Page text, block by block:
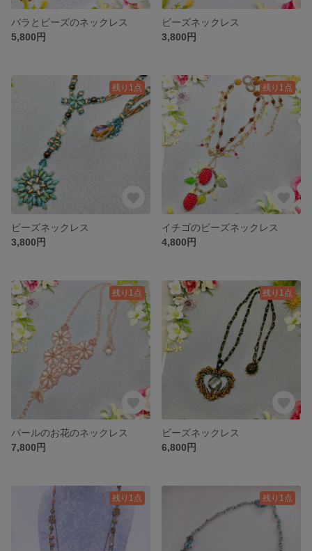
バラとビーズのネックレス
5,800円
ビーズネックレス
3,800円
残り1点
ビーズネックレス
3,800円
残り1点
イチゴのビーズネックレス
4,800円
残り1点
パールのお花のネックレス
7,800円
残り1点
ビーズネックレス
6,800円
残り1点 残り1点